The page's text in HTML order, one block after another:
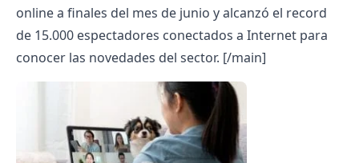
online a finales del mes de junio y alcanzó el record
de 15.000 espectadores conectados a Internet para
conocer las novedades del sector. [/main]